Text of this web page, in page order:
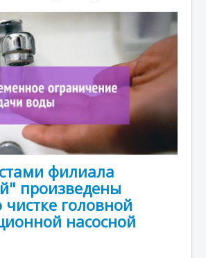
филиала
произведены
головной
насосной